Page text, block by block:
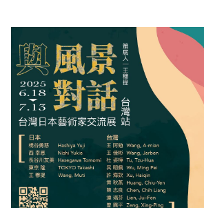
《與風景對話》日本台灣藝術家交流展